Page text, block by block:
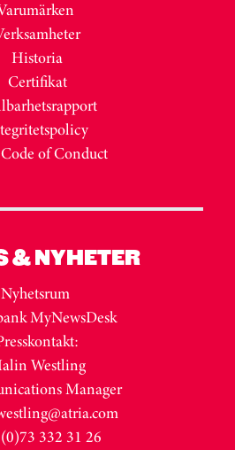
Historia
Certifikat
of Conduct
& NYHETER
Nyhetsrum
MyNewsDesk
Westling
Manager
332 31 26